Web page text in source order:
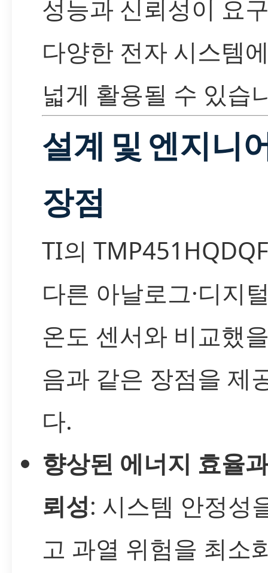
성능과 신뢰성이 요
다양한 전자 시스템
넓게 활용될 수 있습
설계 및 엔지니
장점
TI의
다른 아날로그·디지
온도 센서와 비교했
음과 같은 장점을 제
다.
향상된 에너지 효율
뢰성: 시스템 안정성
고 과열 위험을 최소